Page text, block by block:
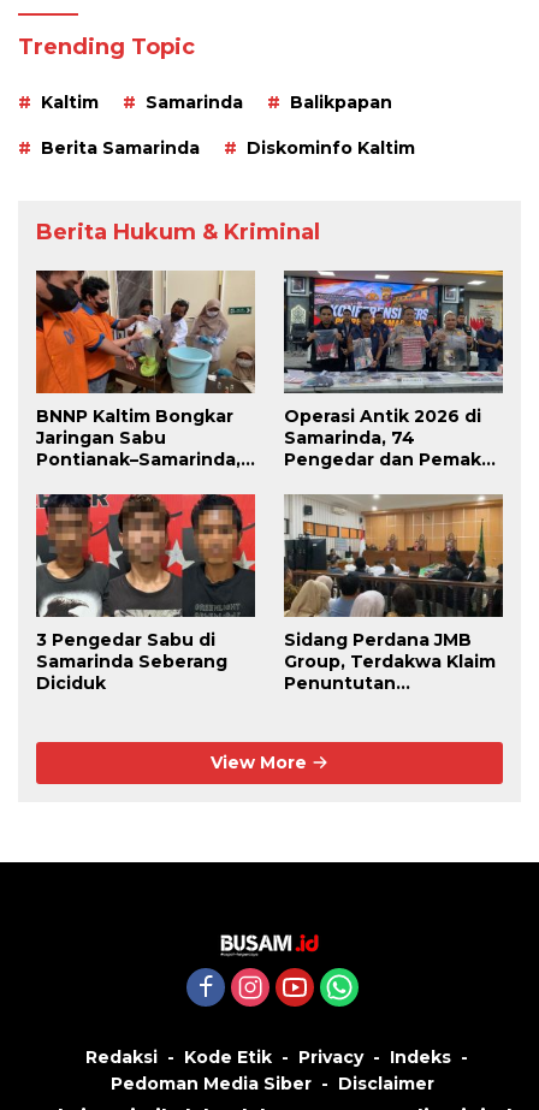
Trending Topic
Kaltim Samarinda Balikpapan
Berita Samarinda Diskominfo Kaltim
Berita Hukum & Kriminal
BNNP Kaltim Bongkar
Jaringan Sabu
Pontianak–Samarinda,
dari Dalam Lapas
Operasi Antik 2026 di
Samarinda, 74
Pengedar dan Pemakai
3 Pengedar Sabu di
Samarinda Seberang
Diciduk
Sidang Perdana JMB
Group, Terdakwa Klaim
Penuntutan
View More
Redaksi Kode Etik Privacy
Indeks
Pedoman Media Siber
Disclaimer